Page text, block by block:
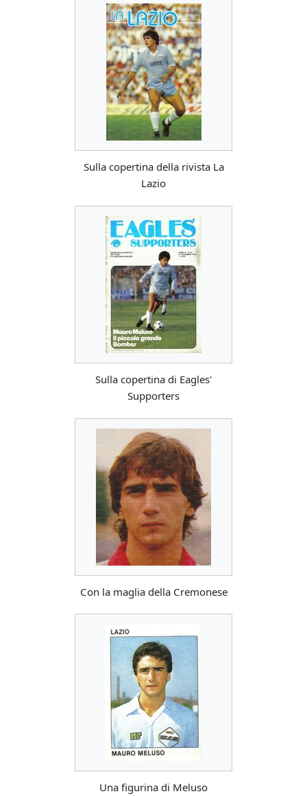
Sulla copertina della rivista La
Lazio
Sulla copertina di Eagles'
Supporters
Con la maglia della Cremonese
Una figurina di Meluso